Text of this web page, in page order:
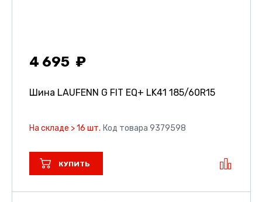
4 695
Шина LAUFENN G FIT EQ+ LK41 185/60R15
На складе > 16 шт. Код товара 9379598
КУПИТЬ